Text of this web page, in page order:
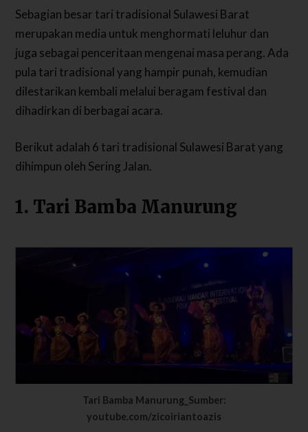
Sebagian besar tari tradisional Sulawesi Barat
merupakan media untuk menghormati leluhur dan
juga sebagai penceritaan mengenai masa perang. Ada
pula tari tradisional yang hampir punah, kemudian
dilestarikan kembali melalui beragam festival dan
dihadirkan di berbagai acara.
Berikut adalah 6 tari tradisional Sulawesi Barat yang
dihimpun oleh Sering Jalan.
1. Tari Bamba Manurung
Tari Bamba Manurung_Sumber:
youtube.com/zicoiriantoazis